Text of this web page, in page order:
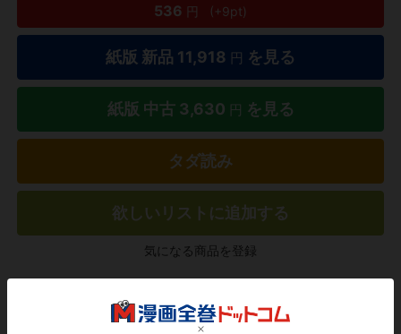
536 円 (+9pt)
紙版 新品 11,918 円 を見る
紙版 中古 3,630 円 を見る
タダ読み
欲しいリストに追加する
気になる商品を登録